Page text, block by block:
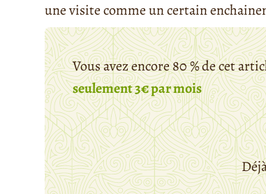
une visite comme un certain
Vous avez encore 80 % de cet
seulement 3€ par mois